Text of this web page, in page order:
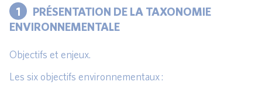
1
PRÉSENTATION DE LA TAXONOMIE
ENVIRONNEMENTALE
Objectifs et enjeux.
Les six objectifs environnementaux :